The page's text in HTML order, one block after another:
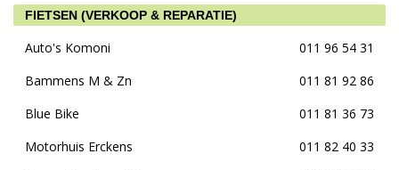
FIETSEN (VERKOOP & REPARATIE)
Auto's Komoni
011 96 54 31
Bammens M & Zn
011 81 92 86
Blue Bike
011 81 36 73
Motorhuis Erckens
011 82 40 33